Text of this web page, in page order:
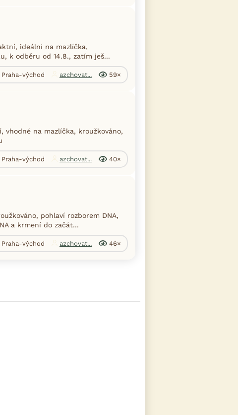
ideální na mazlíčka,
k odběru od 14.8., zatím ješ...
Praha-východ azchovat... 59×
na mazlíčka, kroužkováno,
Praha-východ azchovat... 40×
pohlaví rozborem DNA,
a krmení do začát...
Praha-východ azchovat... 46×